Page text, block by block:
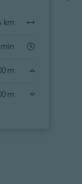
km
m
m